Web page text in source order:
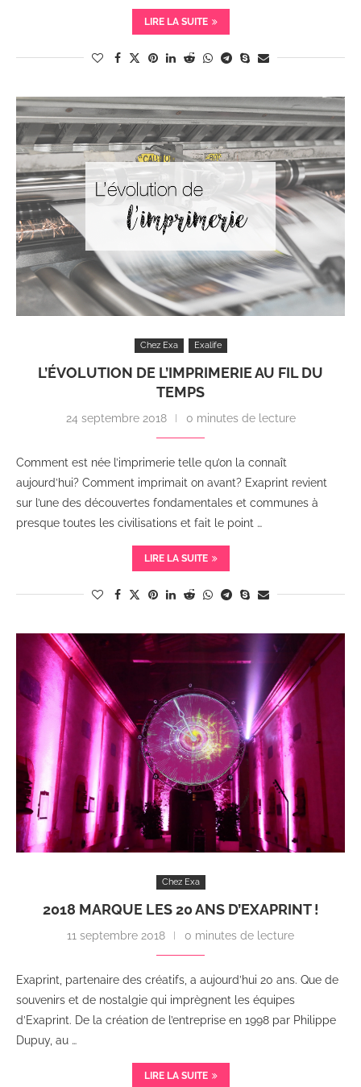
LIRE LA SUITE
Chez Exa Exalife
L’ÉVOLUTION DE L’IMPRIMERIE AU FIL DU
TEMPS
24 septembre 2018 0 minutes de lecture
Comment est née l’imprimerie telle qu’on la connaît
aujourd’hui? Comment imprimait on avant? Exaprint revient
sur l’une des découvertes fondamentales et communes à
presque toutes les civilisations et fait le point …
LIRE LA SUITE
Chez Exa
2018 MARQUE LES 20 ANS D’EXAPRINT !
11 septembre 2018 0 minutes de lecture
Exaprint, partenaire des créatifs, a aujourd’hui 20 ans. Que de
souvenirs et de nostalgie qui imprègnent les équipes
d’Exaprint. De la création de l’entreprise en 1998 par Philippe
Dupuy, au …
LIRE LA SUITE